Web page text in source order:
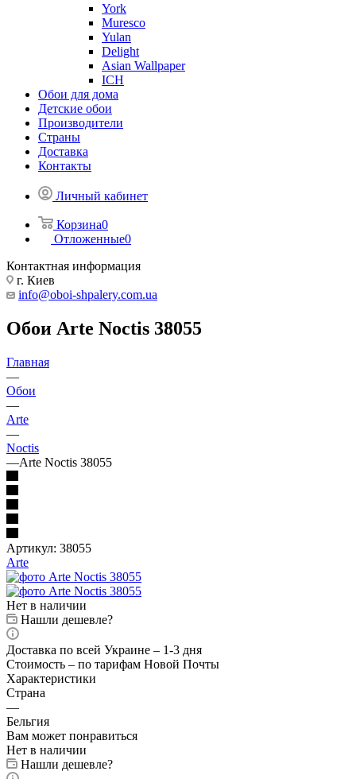
York
Muresco
Yulan
Delight
Asian Wallpaper
ICH
Обои для дома
Детские обои
Производители
Страны
Доставка
Контакты
Личный кабинет
Корзина0
Отложенные0
Контактная информация
г. Киев
info@oboi-shpalery.com.ua
Обои Arte Noctis 38055
Главная
—
Обои
—
Arte
—
Noctis
—Arte Noctis 38055
Артикул: 38055
Arte
Нет в наличии
Нашли дешевле?
Доставка по всей Украине – 1-3 дня
Стоимость – по тарифам Новой Почты
Характеристики
Страна
—
Бельгия
Вам может понравиться
Нет в наличии
Нашли дешевле?